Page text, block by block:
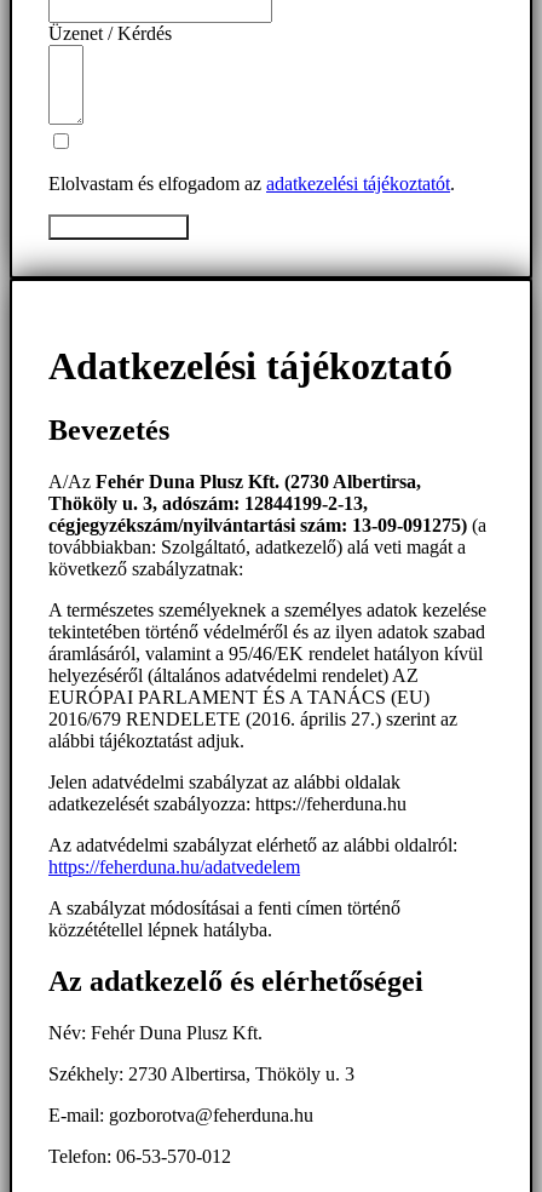
Üzenet / Kérdés
Elolvastam és elfogadom az adatkezelési tájékoztatót.
Adatkezelési tájékoztató
Bevezetés
A/Az Fehér Duna Plusz Kft. (2730 Albertirsa,
Thököly u. 3, adószám: 12844199-2-13,
cégjegyzékszám/nyilvántartási szám: 13-09-091275) (a
továbbiakban: Szolgáltató, adatkezelő) alá veti magát a
következő szabályzatnak:
A természetes személyeknek a személyes adatok kezelése
tekintetében történő védelméről és az ilyen adatok szabad
áramlásáról, valamint a 95/46/EK rendelet hatályon kívül
helyezéséről (általános adatvédelmi rendelet) AZ
EURÓPAI PARLAMENT ÉS A TANÁCS (EU)
2016/679 RENDELETE (2016. április 27.) szerint az
alábbi tájékoztatást adjuk.
Jelen adatvédelmi szabályzat az alábbi oldalak
adatkezelését szabályozza: https://feherduna.hu
Az adatvédelmi szabályzat elérhető az alábbi oldalról:
https://feherduna.hu/adatvedelem
A szabályzat módosításai a fenti címen történő
közzététellel lépnek hatályba.
Az adatkezelő és elérhetőségei
Név: Fehér Duna Plusz Kft.
Székhely: 2730 Albertirsa, Thököly u. 3
E-mail: gozborotva@feherduna.hu
Telefon: 06-53-570-012